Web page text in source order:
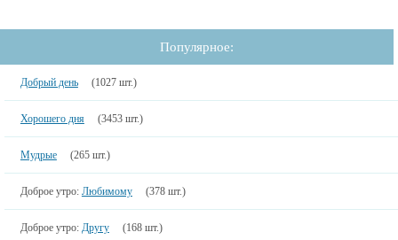
Популярное:
Добрый день (1027 шт.)
Хорошего дня (3453 шт.)
Мудрые (265 шт.)
Доброе утро: Любимому (378 шт.)
Доброе утро: Другу (168 шт.)